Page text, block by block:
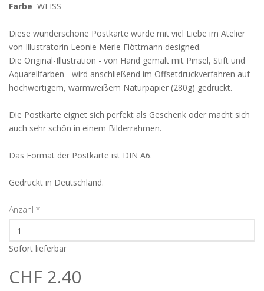
Farbe WEISS
Diese wunderschöne Postkarte wurde mit viel Liebe im Atelier
von Illustratorin Leonie Merle Flöttmann designed.
Die Original-Illustration - von Hand gemalt mit Pinsel, Stift und
Aquarellfarben - wird anschließend im Offsetdruckverfahren auf
hochwertigem, warmweißem Naturpapier (280g) gedruckt.
Die Postkarte eignet sich perfekt als Geschenk oder macht sich
auch sehr schön in einem Bilderrahmen.
Das Format der Postkarte ist DIN A6.
Gedruckt in Deutschland.
Anzahl *
Sofort lieferbar
CHF 2.40